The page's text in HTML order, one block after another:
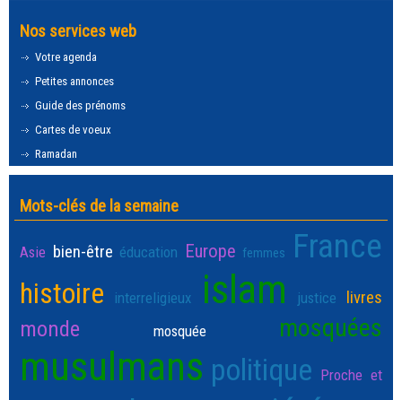
Nos services web
Votre agenda
Petites annonces
Guide des prénoms
Cartes de voeux
Ramadan
Mots-clés de la semaine
Asie bien-être éducation Europe femmes France
histoire interreligieux islam justice livres
monde mosquée mosquées
musulmans politique Proche et